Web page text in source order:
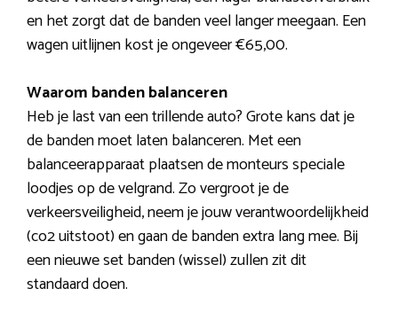
en het zorgt dat de banden veel langer meegaan. Een
wagen uitlijnen kost je ongeveer €65,00.
Waarom banden balanceren
Heb je last van een trillende auto? Grote kans dat je
de banden moet laten balanceren. Met een
balanceerapparaat plaatsen de monteurs speciale
loodjes op de velgrand. Zo vergroot je de
verkeersveiligheid, neem je jouw verantwoordelijkheid
(co2 uitstoot) en gaan de banden extra lang mee. Bij
een nieuwe set banden (wissel) zullen zit dit
standaard doen.